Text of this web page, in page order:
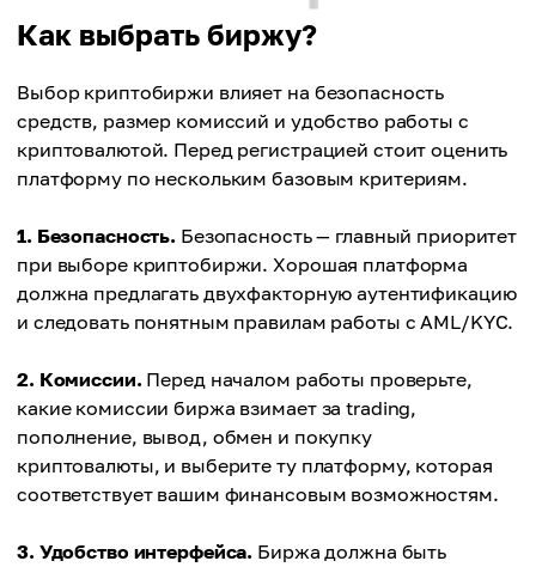
Как выбрать биржу?
Выбор криптобиржи влияет на безопасность
средств, размер комиссий и удобство работы с
криптовалютой. Перед регистрацией стоит оценить
платформу по нескольким базовым критериям.
1. Безопасность. Безопасность — главный приоритет
при выборе криптобиржи. Хорошая платформа
должна предлагать двухфакторную аутентификацию
и следовать понятным правилам работы с AML/KYC.
2. Комиссии. Перед началом работы проверьте,
какие комиссии биржа взимает за trading,
пополнение, вывод, обмен и покупку
криптовалюты, и выберите ту платформу, которая
соответствует вашим финансовым возможностям.
3. Удобство интерфейса. Биржа должна быть